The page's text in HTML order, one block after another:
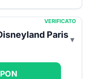
VERIFICATO
Paris